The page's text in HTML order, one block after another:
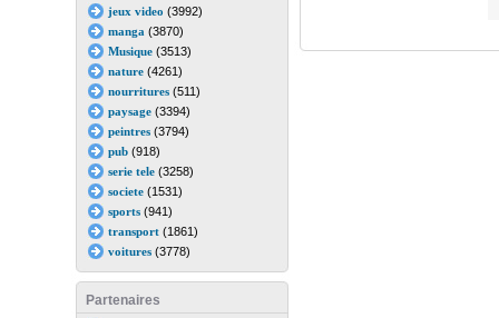
jeux video (3992)
manga (3870)
Musique(3513)
nature(4261)
nourritures(511)
paysage(3394)
peintres(3794)
pub(918)
serie tele(3258)
societe(1531)
sports(941)
transport(1861)
voitures(3778)
Partenaires